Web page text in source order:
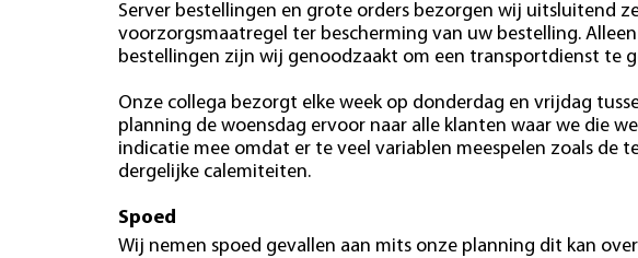
Server bestellingen en grote orders bezorgen wij uitsluitend
voorzorgsmaatregel ter bescherming van uw bestelling.
bestellingen zijn wij genoodzaakt om een transportdienst te
Onze collega bezorgt elke week op donderdag en vrijdag
planning de woensdag ervoor naar alle klanten waar we die
indicatie mee omdat er te veel variablen meespelen zoals de
dergelijke calemiteiten.
Spoed
Wij nemen spoed gevallen aan mits onze planning dit kan